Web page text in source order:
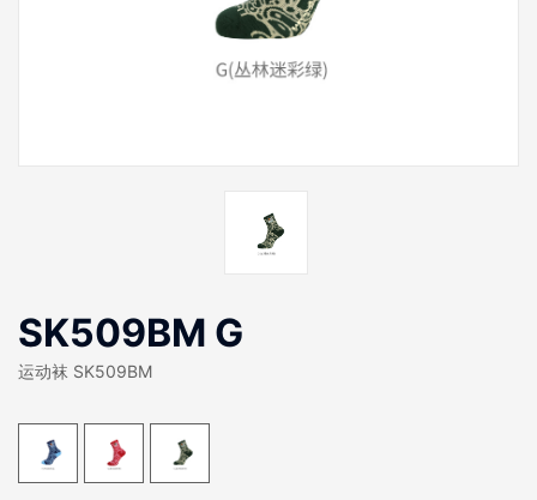
SK509BM G
运动袜 SK509BM